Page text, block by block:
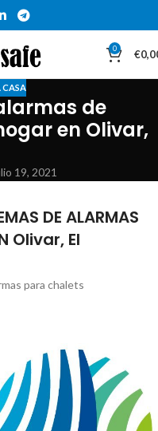
0 €
CASA
de
en Olivar,
19, 2021
DE ALARMAS
Olivar, El
para chalets